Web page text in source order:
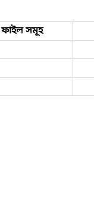
ফাইল সমূহ